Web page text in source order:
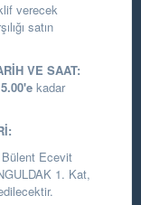
verecek
satın
VE SAAT:
'e kadar
Bülent Ecevit
1. Kat,